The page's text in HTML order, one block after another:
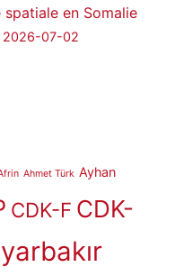
en Somalie
2026-07-02
Ahmet Türk Ayhan
CDK-F CDK-